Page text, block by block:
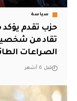
سياسة
حزب تقدم
تقاد من
الصراعات
قبل 6 أشهر